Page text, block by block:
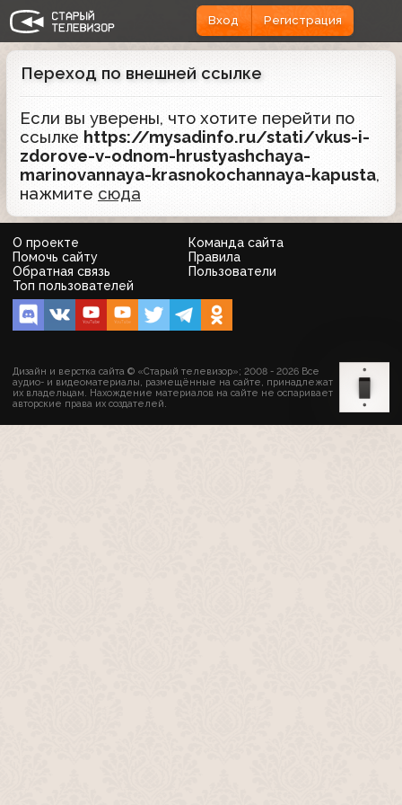
Вход Регистрация
Переход по внешней ссылке
Если вы уверены, что хотите перейти по
ссылке https://mysadinfo.ru/stati/vkus-i-
zdorove-v-odnom-hrustyashchaya-
marinovannaya-krasnokochannaya-kapusta,
нажмите сюда
О проекте
Команда сайта
Помочь сайту
Правила
Обратная связь
Пользователи
Топ пользователей
Дизайн и верстка сайта © «Старый телевизор»; 2008 - 2026 Все
аудио- и видеоматериалы, размещённые на сайте, принадлежат
их владельцам. Нахождение материалов на сайте не оспаривает
авторские права их создателей.